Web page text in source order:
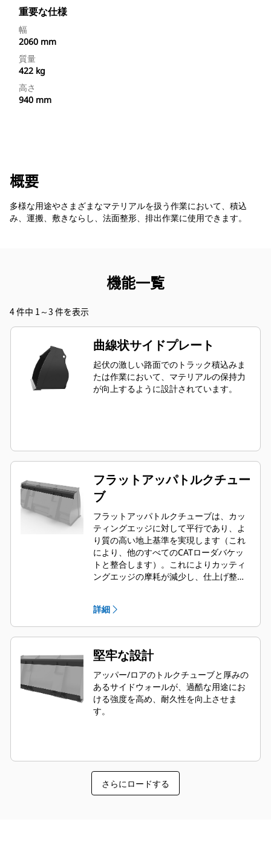
重要な仕様
幅
2060 mm
質量
422 kg
高さ
940 mm
概要
多様な用途やさまざまなマテリアルを扱う作業において、積込
み、運搬、敷きならし、法面整形、排出作業に使用できます。
機能一覧
4 件中 1～3 件を表示
曲線状サイドプレート
起伏の激しい路面でのトラック積込みま
たは作業において、マテリアルの保持力
が向上するように設計されています。
フラットアッパトルクチュー
ブ
フラットアッパトルクチューブは、カッ
ティングエッジに対して平行であり、よ
り質の高い地上基準を実現します（これ
により、他のすべてのCATローダバケッ
トと整合します）。これによりカッティ
ングエッジの摩耗が減少し、仕上げ整地
詳細
堅牢な設計
アッパー/ロアのトルクチューブと厚みの
あるサイドウォールが、過酷な用途にお
ける強度を高め、耐久性を向上させま
す。
さらにロードする